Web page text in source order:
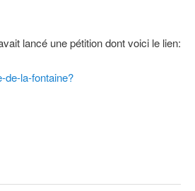
lancé une pétition dont voici le lien:
de-la-fontaine?